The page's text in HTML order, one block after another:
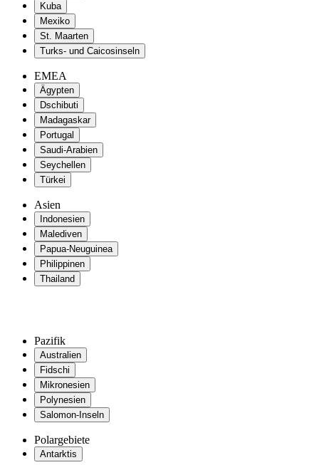
Kuba
Mexiko
St. Maarten
Turks- und Caicosinseln
EMEA
Ägypten
Dschibuti
Madagaskar
Portugal
Saudi-Arabien
Seychellen
Türkei
Asien
Indonesien
Malediven
Papua-Neuguinea
Philippinen
Thailand
Pazifik
Australien
Fidschi
Mikronesien
Polynesien
Salomon-Inseln
Polargebiete
Antarktis